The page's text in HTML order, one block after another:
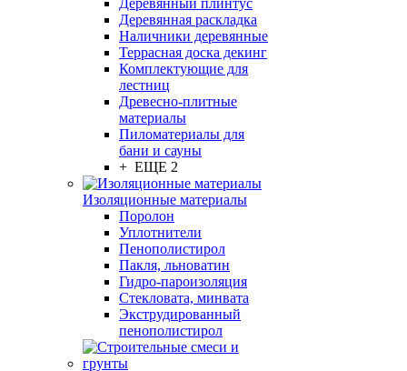
Деревянный плинтус
Деревянная раскладка
Наличники деревянные
Террасная доска декинг
Комплектующие для
лестниц
Древесно-плитные
материалы
Пиломатериалы для
бани и сауны
+ ЕЩЕ 2
Изоляционные материалы
Поролон
Уплотнители
Пенополистирол
Пакля, льноватин
Гидро-пароизоляция
Стекловата, минвата
Экструдированный
пенополистирол